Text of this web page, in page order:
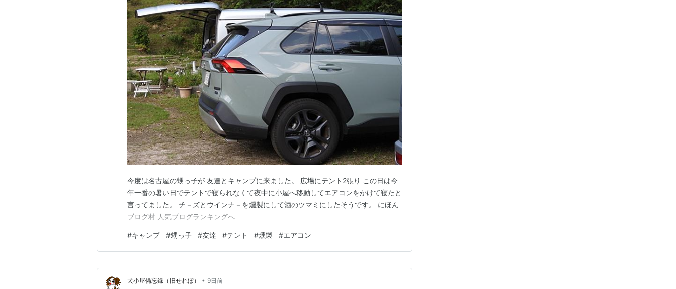
今度は名古屋の甥っ子が 友達とキャンプに来ました。 広場にテント2張り この日は今
年一番の暑い日でテントで寝られなくて夜中に小屋へ移動してエアコンをかけて寝たと
言ってました。 チ－ズとウインナ－を燻製にして酒のツマミにしたそうです。 にほん
ブログ村 人気ブログランキングへ
#キャンプ #甥っ子 #友達 #テント #燻製 #エアコン
犬小屋備忘録（旧せれぼ） • 9日前